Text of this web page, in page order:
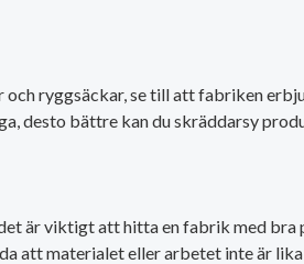
ryggsäckar, se till att fabriken
desto bättre kan du skräddarsy
det är viktigt att hitta en fabrik med
att materialet eller arbetet inte är lika